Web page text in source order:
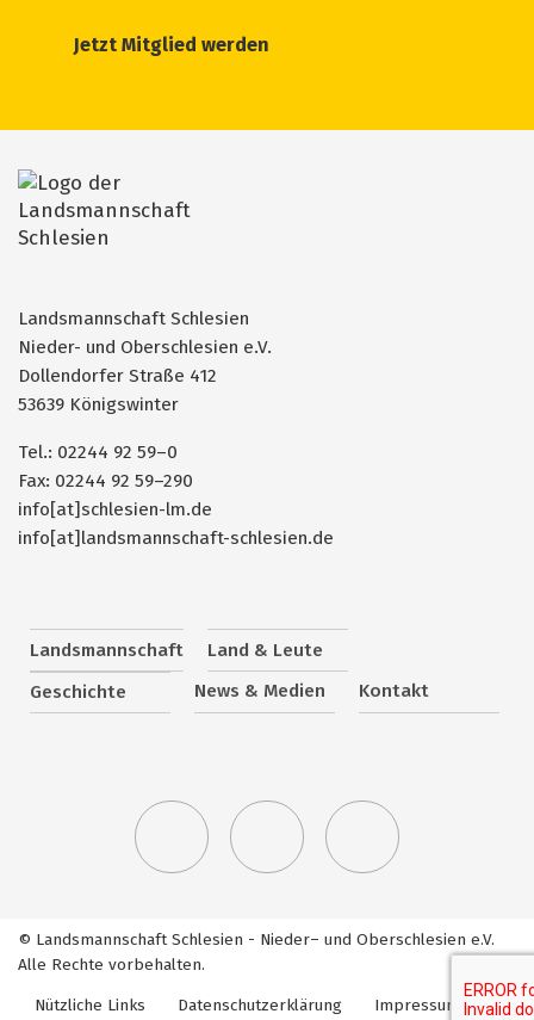
Jetzt Mitglied werden
Landsmannschaft Schlesien
Nieder- und Oberschlesien e.V.
Dollendorfer Straße 412
53639 Königswinter
Tel.: 02244 92 59–0
Fax: 02244 92 59–290
info[at]schlesien-lm.de
info[at]landsmannschaft-schlesien.de
Landsmannschaft
Land & Leute
Geschichte
News & Medien Kontakt
© Landsmannschaft Schlesien - Nieder– und Oberschlesien e.V.
Alle Rechte vorbehalten.
Nützliche Links
Datenschutzerklärung Impressum